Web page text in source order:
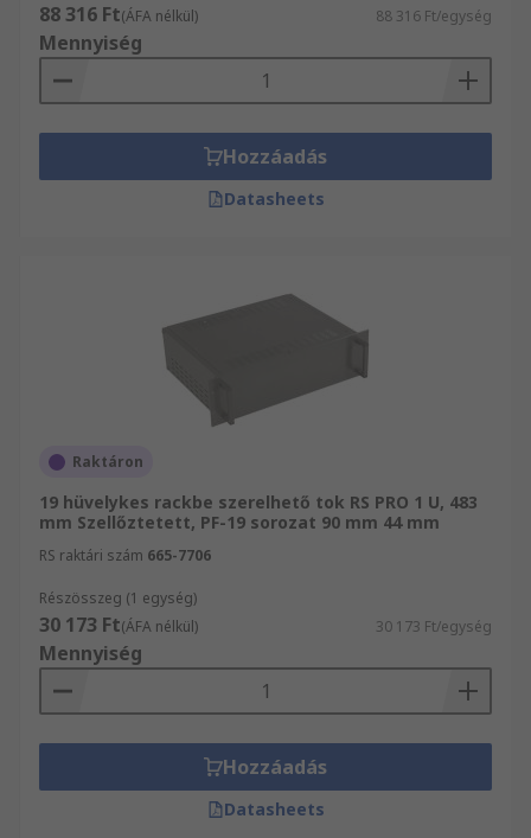
88 316 Ft(ÁFA nélkül) 88 316 Ft/egység
Mennyiség
Hozzáadás
Datasheets
Raktáron
19 hüvelykes rackbe szerelhető tok RS PRO 1 U, 483
mm Szellőztetett, PF-19 sorozat 90 mm 44 mm
RS raktári szám 665-7706
Részösszeg (1 egység)
30 173 Ft(ÁFA nélkül) 30 173 Ft/egység
Mennyiség
Hozzáadás
Datasheets